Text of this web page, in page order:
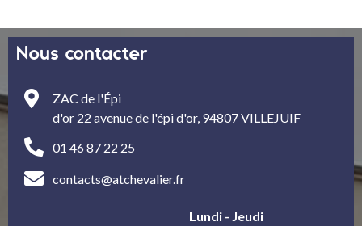
Nous contacter
ZAC de l'Épi
d'or 22 avenue de l'épi d'or, 94807 VILLEJUIF
01 46 87 22 25
contacts@atchevalier.fr
Lundi - Jeudi